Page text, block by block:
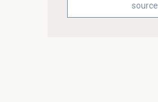
source